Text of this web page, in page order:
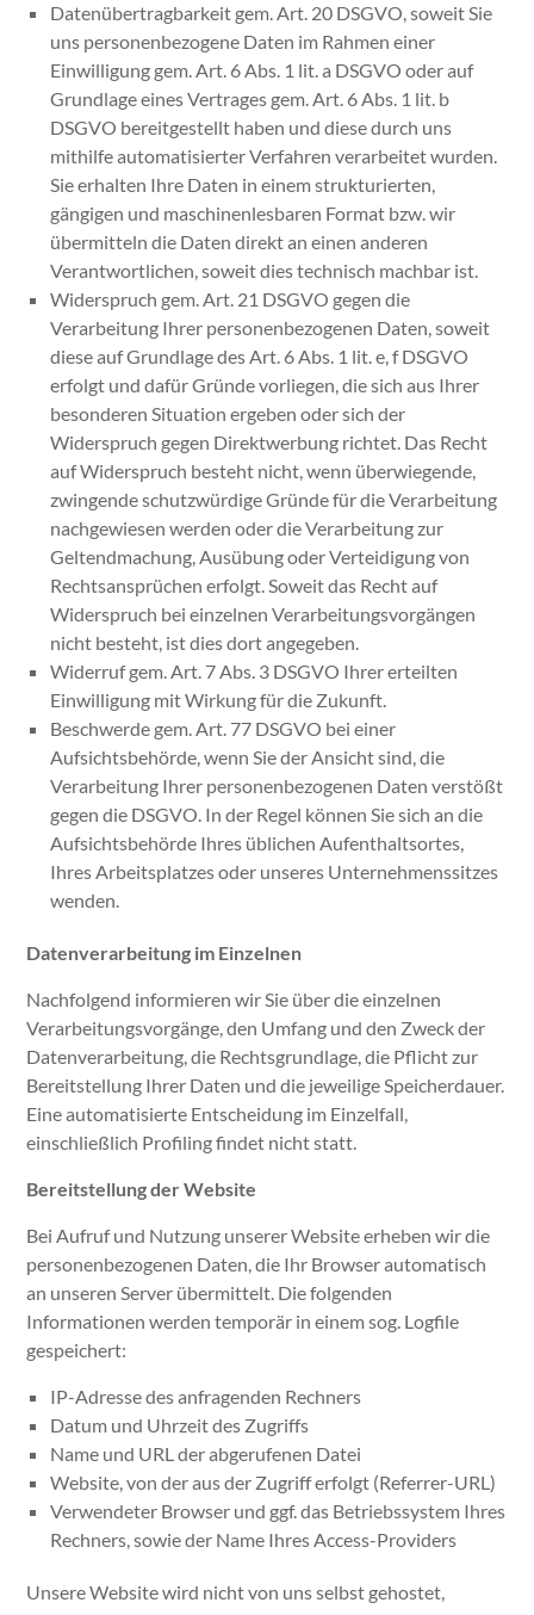
Datenübertragbarkeit gem. Art. 20 DSGVO, soweit Sie
uns personenbezogene Daten im Rahmen einer
Einwilligung gem. Art. 6 Abs. 1 lit. a DSGVO oder auf
Grundlage eines Vertrages gem. Art. 6 Abs. 1 lit. b
DSGVO bereitgestellt haben und diese durch uns
mithilfe automatisierter Verfahren verarbeitet wurden.
Sie erhalten Ihre Daten in einem strukturierten,
gängigen und maschinenlesbaren Format bzw. wir
übermitteln die Daten direkt an einen anderen
Verantwortlichen, soweit dies technisch machbar ist.
Widerspruch gem. Art. 21 DSGVO gegen die
Verarbeitung Ihrer personenbezogenen Daten, soweit
diese auf Grundlage des Art. 6 Abs. 1 lit. e, f DSGVO
erfolgt und dafür Gründe vorliegen, die sich aus Ihrer
besonderen Situation ergeben oder sich der
Widerspruch gegen Direktwerbung richtet. Das Recht
auf Widerspruch besteht nicht, wenn überwiegende,
zwingende schutzwürdige Gründe für die Verarbeitung
nachgewiesen werden oder die Verarbeitung zur
Geltendmachung, Ausübung oder Verteidigung von
Rechtsansprüchen erfolgt. Soweit das Recht auf
Widerspruch bei einzelnen Verarbeitungsvorgängen
nicht besteht, ist dies dort angegeben.
Widerrufgem. Art. 7 Abs. 3 DSGVO Ihrer erteilten
Einwilligung mit Wirkung für die Zukunft.
Beschwerde gem. Art. 77 DSGVO bei einer
Aufsichtsbehörde, wenn Sie der Ansicht sind, die
Verarbeitung Ihrer personenbezogenen Daten verstößt
gegen die DSGVO. In der Regel können Sie sich an die
Aufsichtsbehörde Ihres üblichen Aufenthaltsortes,
Ihres Arbeitsplatzes oder unseres Unternehmenssitzes
wenden.
Datenverarbeitung im Einzelnen
Nachfolgend informieren wir Sie über die einzelnen
Verarbeitungsvorgänge, den Umfang und den Zweck der
Datenverarbeitung, die Rechtsgrundlage, die Pflicht zur
Bereitstellung Ihrer Daten und die jeweilige Speicherdauer.
Eine automatisierte Entscheidung im Einzelfall,
einschließlich Profiling findet nicht statt.
Bereitstellung der Website
Bei Aufruf und Nutzung unserer Website erheben wir die
personenbezogenen Daten, die Ihr Browser automatisch
an unseren Server übermittelt. Die folgenden
Informationen werden temporär in einem sog. Logfile
gespeichert:
IP-Adresse des anfragenden Rechners
Datum und Uhrzeit des Zugriffs
Name und URL der abgerufenen Datei
Website, von der aus der Zugriff erfolgt (Referrer-URL)
Verwendeter Browser und ggf. das Betriebssystem Ihres
Rechners, sowie der Name Ihres Access-Providers
Unsere Website wird nicht von uns selbst gehostet,